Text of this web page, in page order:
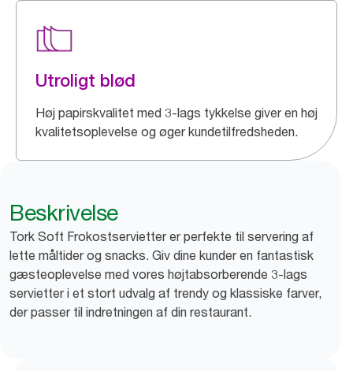
Utroligt blød
Høj papirskvalitet med 3-lags tykkelse giver en høj
kvalitetsoplevelse og øger kundetilfredsheden.
Beskrivelse
Tork Soft Frokostservietter er perfekte til servering af
lette måltider og snacks. Giv dine kunder en fantastisk
gæsteoplevelse med vores højtabsorberende 3-lags
servietter i et stort udvalg af trendy og klassiske farver,
der passer til indretningen af din restaurant.